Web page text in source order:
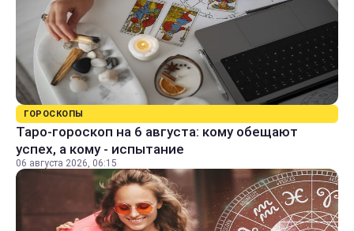
ГОРОСКОПЫ
Таро-гороскоп на 6 августа: кому обещают
успех, а кому - испытание
06 августа 2026, 06:15